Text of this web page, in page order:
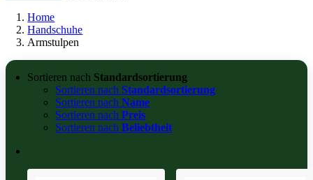
Home
Handschuhe
Armstulpen
Sortieren nach Standardsortierung
Sortieren nachStandardsortierung
Sortieren nachName
Sortieren nachPreis
Sortieren nachBeliebtheit